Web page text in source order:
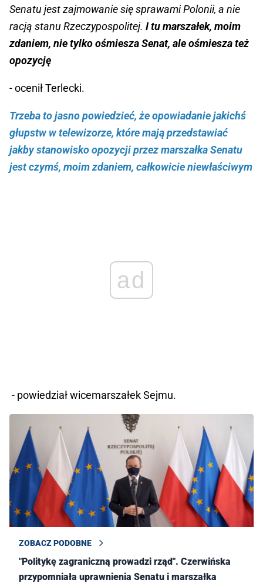
Senatu jest zajmowanie się sprawami Polonii, a nie
racją stanu Rzeczypospolitej. I tu marszałek, moim
zdaniem, nie tylko ośmiesza Senat, ale ośmiesza też
opozycję
- ocenił Terlecki.
Trzeba to jasno powiedzieć, że opowiadanie jakichś
głupstw w telewizorze, które mają przedstawiać
jakby stanowisko opozycji przez marszałka Senatu
jest czymś, moim zdaniem, całkowicie niewłaściwym
ad
- powiedział wicemarszałek Sejmu.
ZOBACZ PODOBNE
"Politykę zagraniczną prowadzi rząd". Czerwińska
przypomniała uprawnienia Senatu i marszałka